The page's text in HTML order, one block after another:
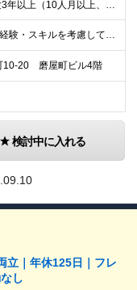
【必須条件】 ■開発経験3年以上（10人月以上、5名以上の体制での経験あり） ■要件定義～上流設計までの経験 ■Web系、フロントエンド、バックエンド共に開発経験あり ■フレームワーク、製品パッケージ
月給35万円～45万円 ※経験・スキルを考慮して決定します。 ※残業代は別途全額支給します。 まずはご経験をお聞かせください。
10-20 磨屋町ビル4階
検討中に入れる
立｜年休125日｜フレ
し